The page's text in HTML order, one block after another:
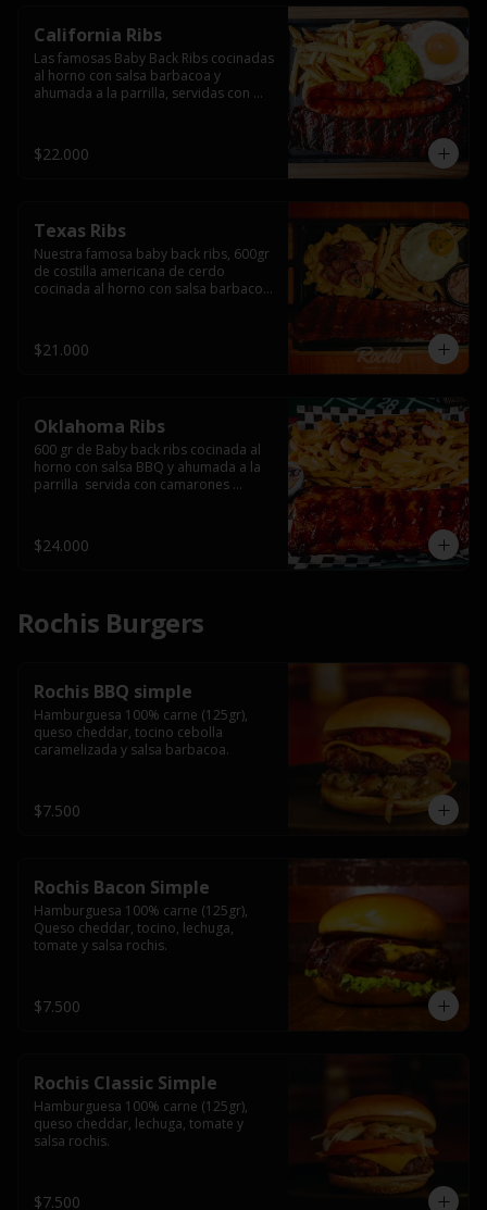
California Ribs
Las famosas Baby Back Ribs cocinadas
al horno con salsa barbacoa y
ahumada a la parrilla, servidas con
$22.000
Texas Ribs
Nuestra famosa baby back ribs, 600gr
de costilla americana de cerdo
cocinada al horno con salsa barbacoa
tocino ahumado laminado, papas
fritas  y un huevo frito.
$21.000
Oklahoma Ribs
600 gr de Baby back ribs cocinada al
horno con salsa BBQ y ahumada a la
parrilla  servida con camarones
$24.000
Rochis Burgers
Rochis BBQ simple
Hamburguesa 100% carne (125gr),
queso cheddar, tocino cebolla
caramelizada y salsa barbacoa.
$7.500
Rochis Bacon Simple
Hamburguesa 100% carne (125gr),
Queso cheddar, tocino, lechuga,
tomate y salsa rochis.
$7.500
Rochis Classic Simple
Hamburguesa 100% carne (125gr),
queso cheddar, lechuga, tomate y
salsa rochis.
$7.500